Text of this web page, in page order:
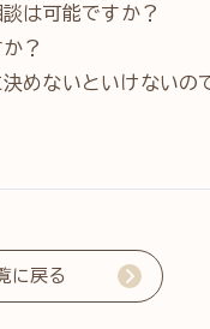
は可能ですか？
？
めないといけないの
に戻る